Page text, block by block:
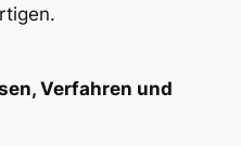
Verfahren und